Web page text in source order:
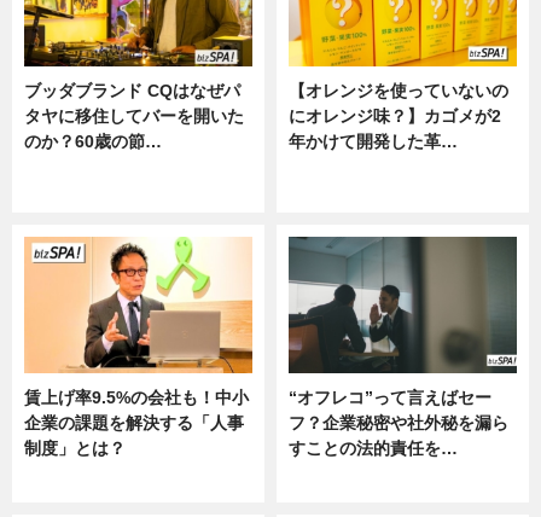
ブッダブランド CQはなぜパ
タヤに移住してバーを開いた
のか？60歳の節…
【オレンジを使っていないの
にオレンジ味？】カゴメが2
年かけて開発した革…
賃上げ率9.5%の会社も！中小
企業の課題を解決する「人事
制度」とは？
“オフレコ”って言えばセー
フ？企業秘密や社外秘を漏ら
すことの法的責任を…